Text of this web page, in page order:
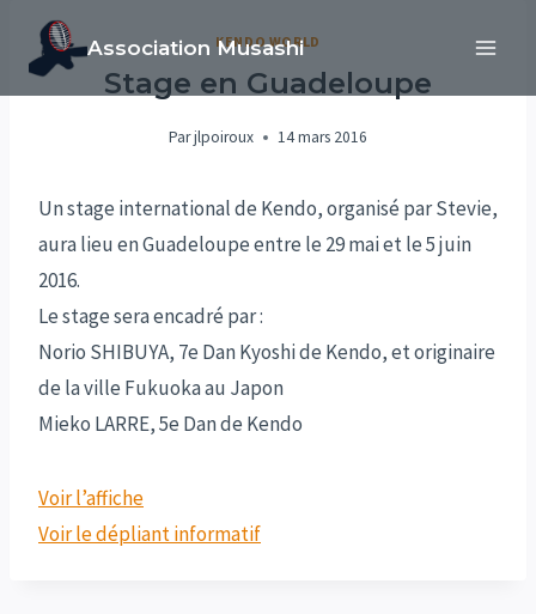
Association Musashi
KENDO WORLD
Stage en Guadeloupe
Parjlpoiroux 14 mars 2016
Un stage international de Kendo, organisé par Stevie,
aura lieu en Guadeloupe entre le 29 mai et le 5 juin
2016.
Le stage sera encadré par :
Norio SHIBUYA, 7e Dan Kyoshi de Kendo, et originaire
de la ville Fukuoka au Japon
Mieko LARRE, 5e Dan de Kendo
Voir l’affiche
Voir le dépliant informatif